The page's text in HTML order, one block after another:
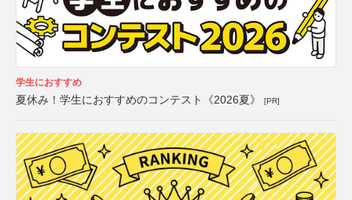
学生におすすめ
夏休み！学生におすすめのコンテスト《2026夏》 [PR]